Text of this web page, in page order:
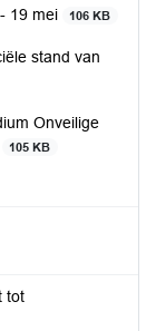
19 mei 106 KB
stand van
Onveilige
105 KB
tot